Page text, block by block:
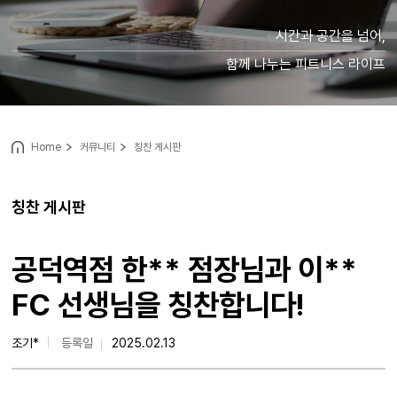
시간과 공간을 넘어,
함께 나누는 피트니스 라이프
칭찬 게시판
Home 커뮤니티 칭찬 게시판
공덕역점 한** 점장님과 이**
FC 선생님을 칭찬합니다!
조기* 등록일 2025.02.13